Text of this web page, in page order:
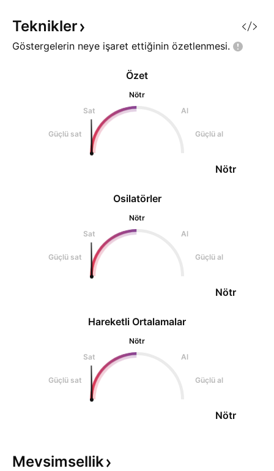
Teknikler
Göstergelerin neye işaret ettiğinin özetlenmesi.
Osilatörler
Nötr
Sat
Al
Güçlü sat Güçlü al
Nötr
Özet
Nötr
Sat
Al
Güçlü sat Güçlü al
Nötr
Hareketli Ortalamalar
Nötr
Sat
Al
Güçlü sat Güçlü al
Nötr
Mevsimsellik